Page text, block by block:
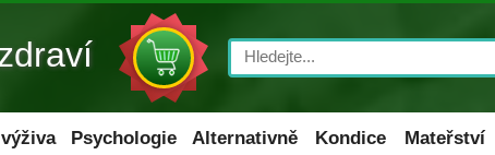
Search
Psychologie Alternativně Kondice Mateřství